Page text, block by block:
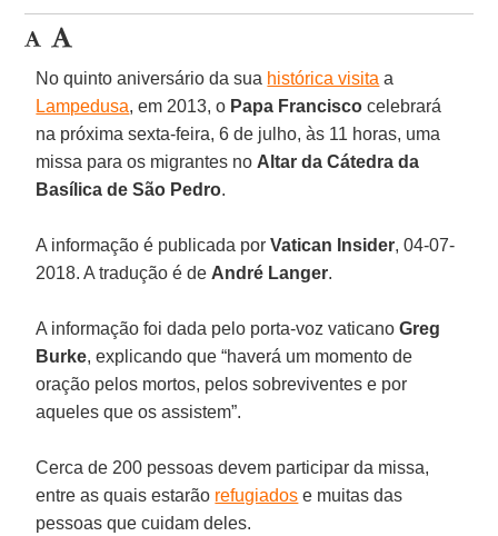
No quinto aniversário da sua histórica visita a
Lampedusa, em 2013, o Papa Francisco celebrará
na próxima sexta-feira, 6 de julho, às 11 horas, uma
missa para os migrantes no Altar da Cátedra da
Basílica de São Pedro.
A informação é publicada porVatican Insider, 04-07-
2018. A tradução é de André Langer.
A informação foi dada pelo porta-voz vaticanoGreg
Burke, explicando que “haverá um momento de
oração pelos mortos, pelos sobreviventes e por
aqueles que os assistem”.
Cerca de 200 pessoas devem participar da missa,
entre as quais estarão refugiados e muitas das
pessoas que cuidam deles.